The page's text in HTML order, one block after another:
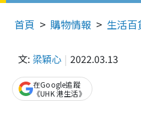
首頁 購物情報 生活百
文: 梁穎心 2022.03.13
在Google追蹤
《UHK 港生活》